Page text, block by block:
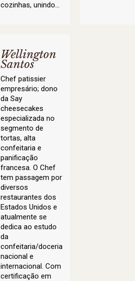
cozinhas, unindo…
Wellington
Santos
Chef patissier
empresário; dono
da Say
cheesecakes
especializada no
segmento de
tortas, alta
confeitaria e
panificação
francesa. O Chef
tem passagem por
diversos
restaurantes dos
Estados Unidos e
atualmente se
dedica ao estudo
da
confeitaria/doceria
nacional e
internacional. Com
certificação em